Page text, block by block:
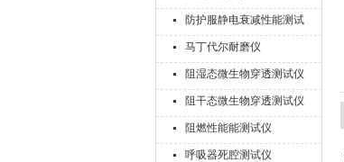
防护服静电衰减性能测试
仪
马丁代尔耐磨仪
阻湿态微生物穿透测试仪
阻干态微生物穿透测试仪
阻燃性能能测试仪
呼吸器死腔测试仪